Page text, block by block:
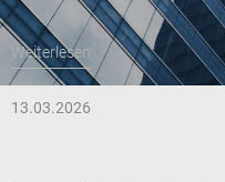
Weiterlesen
13.03.2026